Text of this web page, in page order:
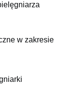
w zakresie